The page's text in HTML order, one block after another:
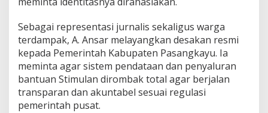
Sebagai representasi jurnalis sekaligus warga
terdampak, A. Ansar melayangkan desakan resmi
kepada Pemerintah Kabupaten Pasangkayu. Ia
meminta agar sistem pendataan dan penyaluran
bantuan Stimulan dirombak total agar berjalan
transparan dan akuntabel sesuai regulasi
pemerintah pusat.